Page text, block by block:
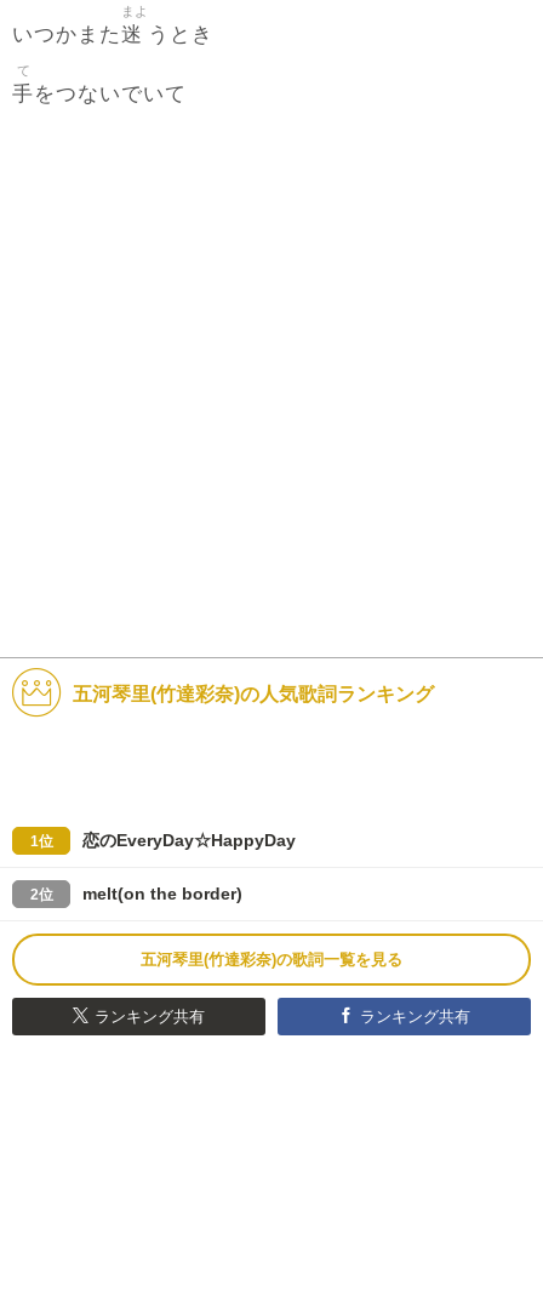
いつかまた迷
まよ
うとき
手
て
をつないでいて
五河琴里(竹達彩奈)の人気歌詞ランキング
1位 恋のEveryDay☆HappyDay
2位 melt(on the border)
五河琴里(竹達彩奈)の歌詞一覧を見る
ランキング共有 ランキング共有